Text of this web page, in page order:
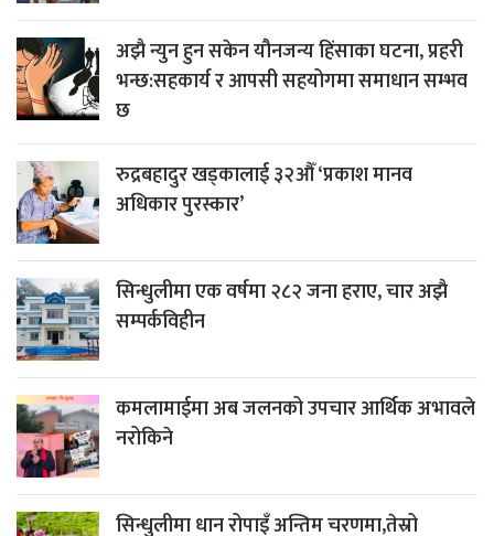
अझै न्युन हुन सकेन यौनजन्य हिंसाका घटना, प्रहरी
भन्छ:सहकार्य र आपसी सहयोगमा समाधान सम्भव
छ
रुद्रबहादुर खड्कालाई ३२औँ ‘प्रकाश मानव
अधिकार पुरस्कार’
सिन्धुलीमा एक वर्षमा २८२ जना हराए, चार अझै
सम्पर्कविहीन
कमलामाईमा अब जलनको उपचार आर्थिक अभावले
नरोकिने
सिन्धुलीमा धान रोपाइँ अन्तिम चरणमा,तेस्रो